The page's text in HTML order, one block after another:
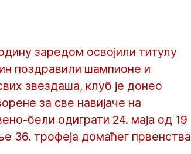
заредом освојили титулу
поздравили шампионе и
звездаша, клуб је донео
за све навијаче на
бели одиграти 24. маја од 19
36. трофеја домаћег првенства